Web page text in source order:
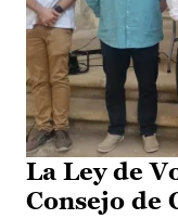
La Ley de
Consejo de